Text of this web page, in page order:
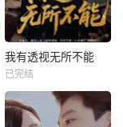
我有透视无所不能
已完结